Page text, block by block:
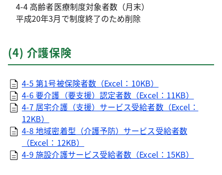
4-4 高齢者医療制度対象者数（月末）
平成20年3月で制度終了のため削除
(4) 介護保険
4-5 第1号被保険者数（Excel：10KB）
4-6 要介護（要支援）認定者数（Excel：11KB）
4-7 居宅介護（支援）サービス受給者数（Excel：
12KB）
4-8 地域密着型（介護予防）サービス受給者数
（Excel：12KB）
4-9 施設介護サービス受給者数（Excel：15KB）